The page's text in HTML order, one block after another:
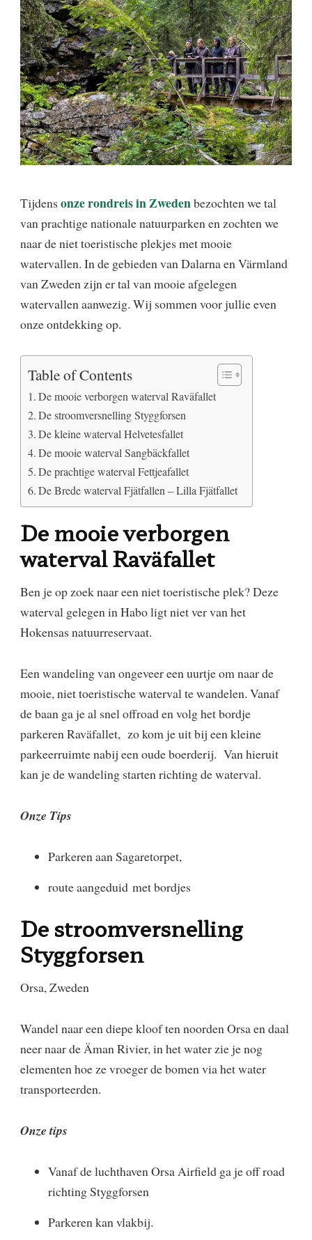
Tijdens onze rondreis in Zwedenbezochten we tal
van prachtige nationale natuurparken en zochten we
naar de niet toeristische plekjes met mooie
watervallen. In de gebieden van Dalarna en Värmland
van Zweden zijn er tal van mooie afgelegen
watervallen aanwezig. Wij sommen voor jullie even
onze ontdekking op.
Table of Contents
De mooie verborgen waterval Raväfallet
De stroomversnelling Styggforsen
De kleine waterval Helvetesfallet
De mooie waterval Sangbäckfallet
De prachtige waterval Fettjeafallet
De Brede waterval Fjätfallen – Lilla Fjätfallet
De mooie verborgen
waterval Raväfallet
Ben je op zoek naar een niet toeristische plek? Deze
waterval gelegen in Habo ligt niet ver van het
Hokensas natuurreservaat.
​Een wandeling van ongeveer een uurtje om naar de
mooie, niet toeristische waterval te wandelen. Vanaf
de baan ga je al snel offroad en volg het bordje
parkeren Raväfallet, zo kom je uit bij een kleine
parkeerruimte nabij een oude boerderij. Van hieruit
kan je de wandeling starten richting de waterval.
​Onze Tips
Parkeren aan Sagaretorpet,
route aangeduid met bordjes
De stroomversnelling
Styggforsen
Orsa, Zweden
Wandel naar een diepe kloof ten noorden Orsa en daal
neer naar de Äman Rivier, in het water zie je nog
elementen hoe ze vroeger de bomen via het water
transporteerden.
Onze tips
Vanaf de luchthaven Orsa Airfield ga je off road
richting Styggforsen
Parkeren kan vlakbij.